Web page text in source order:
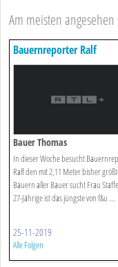
Am meisten
Bauernreporter Ralf
Bauer Thomas
In dieser Woche besucht
Ralf den mit 2,11 Meter bisher
Bauern aller Bauer sucht Frau
27-Jährige ist das jüngste von f&u ...
25-11-2019
Alle Folgen